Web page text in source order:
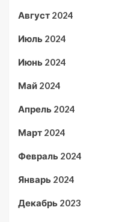
Август 2024
Июль 2024
Июнь 2024
Май 2024
Апрель 2024
Март 2024
Февраль 2024
Январь 2024
Декабрь 2023